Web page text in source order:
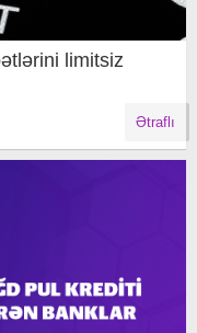
limitsiz
Ətraflı